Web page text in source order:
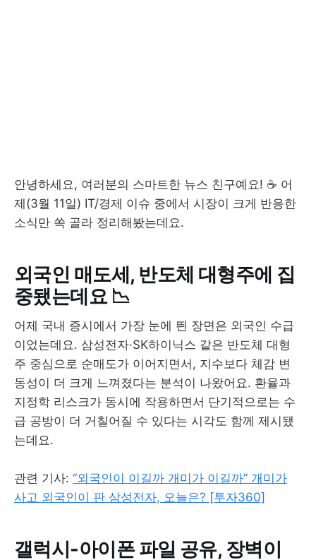
안녕하세요, 여러분의 스마트한 뉴스 친구예요! ☕ 어
제(3월 11일) IT/경제 이슈 중에서 시장이 크게 반응한
소식만 쏙 골라 정리해봤는데요.
외국인 매도세, 반도체 대형주에 집
중됐는데요 📉
어제 국내 증시에서 가장 눈에 띈 장면은 외국인 수급
이었는데요. 삼성전자·SK하이닉스 같은 반도체 대형
주 중심으로 순매도가 이어지면서, 지수보다 체감 변
동성이 더 크게 느껴졌다는 분석이 나왔어요. 환율과
지정학 리스크가 동시에 작용하면서 단기적으로는 수
급 공방이 더 거칠어질 수 있다는 시각도 함께 제시됐
는데요.
관련 기사: “외국인이 이길까 개미가 이길까” 개미가
사고 외국인이 판 삼성전자, 오늘은? [투자360]
갤럭시-아이폰 파일 공유, 장벽이